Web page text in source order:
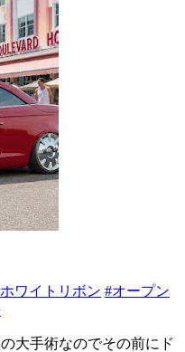
ワイトリボン #オープン
大手術なのでその前にド